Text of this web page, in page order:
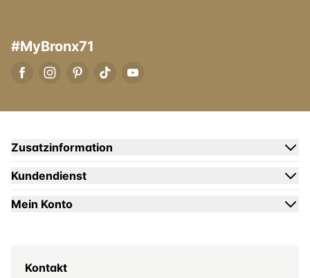
#MyBronx71
Zusatzinformation
Kundendienst
Mein Konto
Kontakt